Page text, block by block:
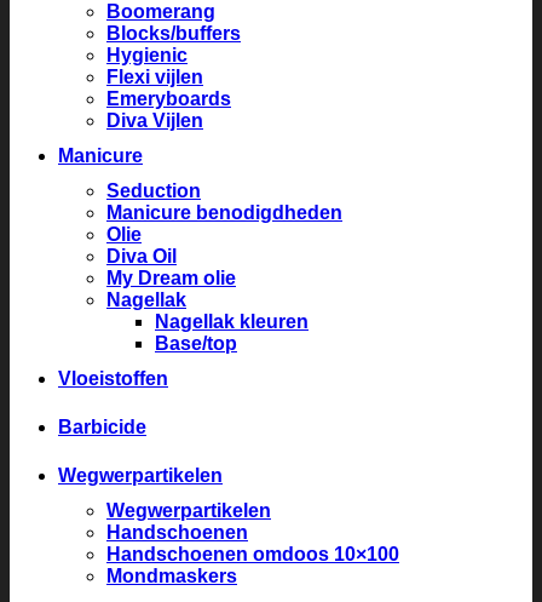
Boomerang
Blocks/buffers
Hygienic
Flexi vijlen
Emeryboards
Diva Vijlen
Manicure
Seduction
Manicure benodigdheden
Olie
Diva Oil
My Dream olie
Nagellak
Nagellak kleuren
Base/top
Vloeistoffen
Barbicide
Wegwerpartikelen
Wegwerpartikelen
Handschoenen
Handschoenen omdoos 10×100
Mondmaskers